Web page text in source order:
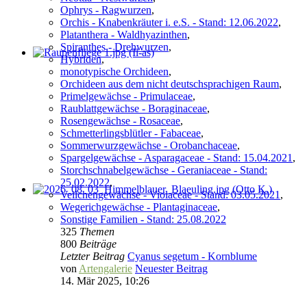
Ophrys - Ragwurzen,
Orchis - Knabenkräuter i. e.S. - Stand: 12.06.2022,
Platanthera - Waldhyazinthen,
Spiranthes - Drehwurzen,
Hybriden,
monotypische Orchideen,
Orchideen aus dem nicht deutschsprachigen Raum,
Primelgewächse - Primulaceae,
Raublattgewächse - Boraginaceae,
Rosengewächse - Rosaceae,
Schmetterlingsblütler - Fabaceae,
Sommerwurzgewächse - Orobanchaceae,
Spargelgewächse - Asparagaceae - Stand: 15.04.2021 ,
Storchschnabelgewächse - Geraniaceae - Stand:
25.02.2022,
Veilchengewächse - Violaceae - Stand: 03.05.2021 ,
Wegerichgewächse - Plantaginaceae,
Sonstige Familien - Stand: 25.08.2022
325 Themen
800 Beiträge
Letzter Beitrag Cyanus segetum - Kornblume
von Artengalerie Neuester Beitrag
14. Mär 2025, 10:26